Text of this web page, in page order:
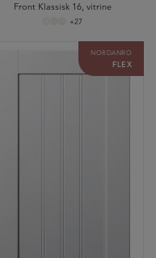
Front Klassisk 16, vitrine
+27
NORDANRO
FLEX